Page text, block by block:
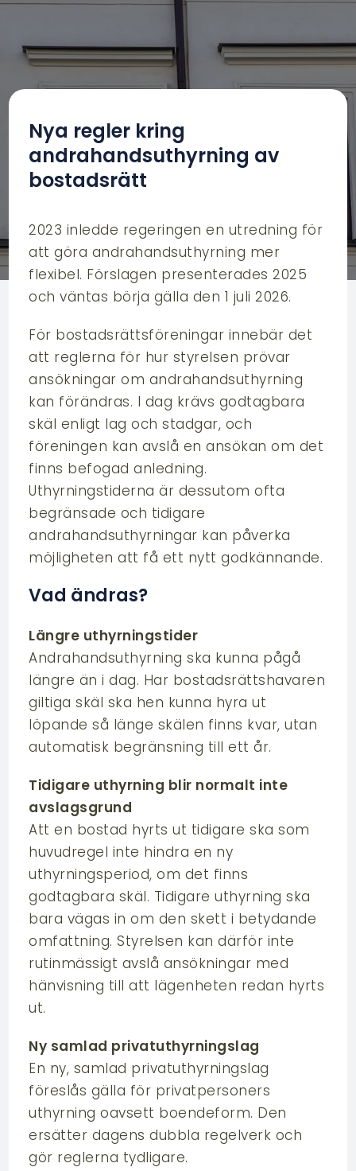
Nya regler kring
andrahandsuthyrning av
bostadsrätt
2023 inledde regeringen en utredning för
att göra andrahandsuthyrning mer
flexibel. Förslagen presenterades 2025
och väntas börja gälla den 1 juli 2026.
För bostadsrättsföreningar innebär det
att reglerna för hur styrelsen prövar
ansökningar om andrahandsuthyrning
kan förändras. I dag krävs godtagbara
skäl enligt lag och stadgar, och
föreningen kan avslå en ansökan om det
finns befogad anledning.
Uthyrningstiderna är dessutom ofta
begränsade och tidigare
andrahandsuthyrningar kan påverka
möjligheten att få ett nytt godkännande.
Vad ändras?
Längre uthyrningstider
Andrahandsuthyrning ska kunna pågå
längre än i dag. Har bostadsrättshavaren
giltiga skäl ska hen kunna hyra ut
löpande så länge skälen finns kvar, utan
automatisk begränsning till ett år.
Tidigare uthyrning blir normalt inte
avslagsgrund
Att en bostad hyrts ut tidigare ska som
huvudregel inte hindra en ny
uthyrningsperiod, om det finns
godtagbara skäl. Tidigare uthyrning ska
bara vägas in om den skett i betydande
omfattning. Styrelsen kan därför inte
rutinmässigt avslå ansökningar med
hänvisning till att lägenheten redan hyrts
ut.
Ny samlad privatuthyrningslag
En ny, samlad privatuthyrningslag
föreslås gälla för privatpersoners
uthyrning oavsett boendeform. Den
ersätter dagens dubbla regelverk och
gör reglerna tydligare.